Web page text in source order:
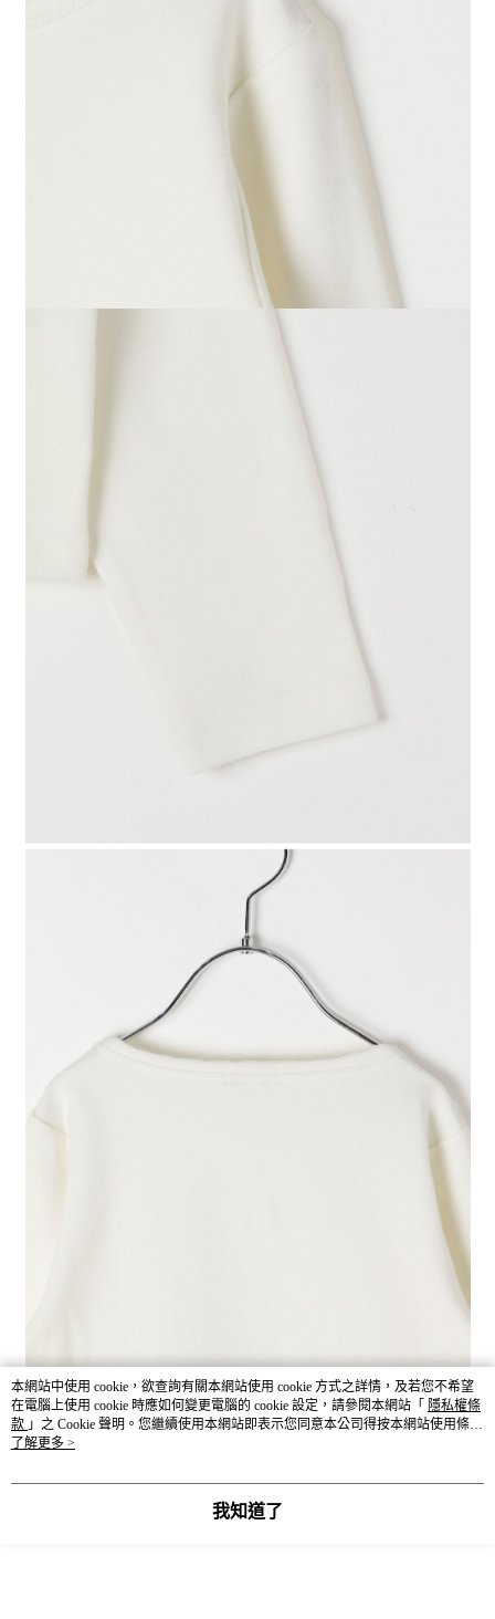
本網站中使用 cookie，欲查詢有關本網站使用 cookie 方式之詳情，及若您不希望
在電腦上使用 cookie 時應如何變更電腦的 cookie 設定，請參閱本網站「 隱私權條
款 」之 Cookie 聲明。您繼續使用本網站即表示您同意本公司得按本網站使用條款
之 Cookie 聲明使用 cookie。
了解更多 >
我知道了